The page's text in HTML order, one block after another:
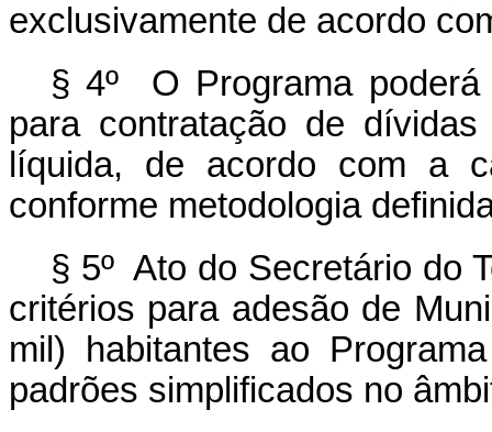
exclusivamente de acordo
§ 4º O Programa poderá
para contratação de
líquida, de acordo com a
conforme metodologia
§ 5º Ato do Secretário do
critérios para adesão de
mil) habitantes ao
padrões simplificados no